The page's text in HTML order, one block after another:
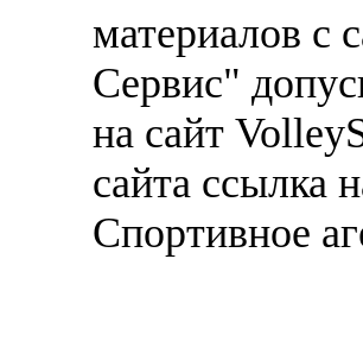
материалов с
Сервис"
на сайт
сайта ссылка
Спортивное